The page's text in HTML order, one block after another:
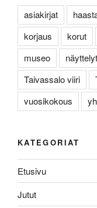
asiakirjat
korjaus
korut
museo
näyttelyt
Taivassalo viiri
vuosikokous
KATEGORIAT
Etusivu
Jutut